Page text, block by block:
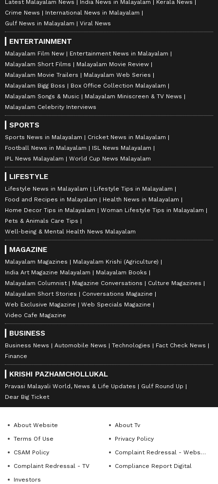
Latest Malayalam News
India News in Malayalam
Kerala News
Crime News
International News in Malayalam
Gulf News in Malayalam
Viral News
ENTERTAINMENT
Malayalam Film New
Entertainment News in Malayalam
Malayalam Short Films
Malayalam Movie Review
Malayalam Movie Trailers
Malayalam Web Series
Malayalam Bigg Boss
Box Office Collection Malayalam
Malayalam Songs & Music
Malayalam Miniscreen & TV News
Malayalam Celebrity Interviews
SPORTS
Sports News in Malayalam
Cricket News in Malayalam
Football News in Malayalam
ISL News Malayalam
IPL News Malayalam
World Cup News Malayalam
LIFESTYLE
Lifestyle News in Malayalam
Lifestyle Tips in Malayalam
Food and Recipes in Malayalam
Health News in Malayalam
Home Decor Tips in Malayalam
Woman Lifestyle Tips in Malayalam
Pets & Animals Care Tips
Well-being & Mental Health News Malayalam
MAGAZINE
Malayalam Magazines
Malayalam Krishi (Agriculture)
India Art Magazine Malayalam
Malayalam Books
Malayalam Columnist
Magazine Conversations
Culture Magazines
Malayalam Short Stories
Conversations Magazine
Web Exclusive Magazine
Web Specials Magazine
Video Cafe Magazine
BUSINESS
Business News Automobile News Technologies
Fact Check News
Finance
KRISHI PAZHAMCHOLLUKAL
Pravasi Malayali World, News & Life Updates
Gulf Round Up
Dear Big Ticket
About Website
About Tv
Terms Of Use
Privacy Policy
CSAM Policy
Complaint Redressal - Website
Complaint Redressal - TV
Compliance Report Digital
Investors